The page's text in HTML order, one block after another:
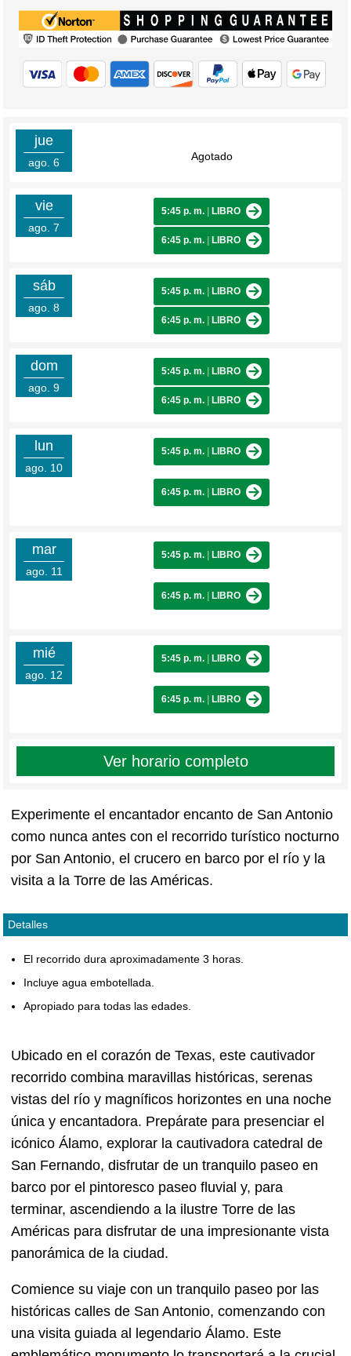
jue
ago. 6 Agotado
vie
ago. 7
5:45 p. m. LIBRO
6:45 p. m. LIBRO
sáb
ago. 8
5:45 p. m. LIBRO
6:45 p. m. LIBRO
dom
ago. 9
5:45 p. m. LIBRO
6:45 p. m. LIBRO
lun
ago. 10
5:45 p. m. LIBRO
6:45 p. m. LIBRO
mar
ago. 11
5:45 p. m. LIBRO
6:45 p. m. LIBRO
mié
ago. 12
5:45 p. m. LIBRO
6:45 p. m. LIBRO
Ver horario completo
Experimente el encantador encanto de San Antonio
como nunca antes con el recorrido turístico nocturno
por San Antonio, el crucero en barco por el río y la
visita a la Torre de las Américas.
Detalles
El recorrido dura aproximadamente 3 horas.
Incluye agua embotellada.
Apropiado para todas las edades.
Ubicado en el corazón de Texas, este cautivador
recorrido combina maravillas históricas, serenas
vistas del río y magníficos horizontes en una noche
única y encantadora. Prepárate para presenciar el
icónico Álamo, explorar la cautivadora catedral de
San Fernando, disfrutar de un tranquilo paseo en
barco por el pintoresco paseo fluvial y, para
terminar, ascendiendo a la ilustre Torre de las
Américas para disfrutar de una impresionante vista
panorámica de la ciudad.
Comience su viaje con un tranquilo paseo por las
históricas calles de San Antonio, comenzando con
una visita guiada al legendario Álamo. Este